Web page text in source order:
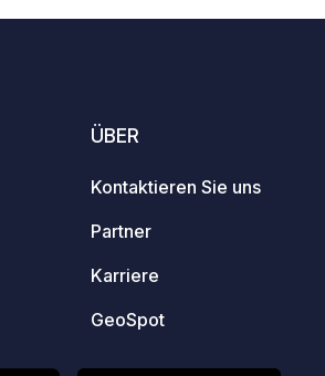
ÜBER
Kontaktieren Sie uns
Partner
Karriere
GeoSpot